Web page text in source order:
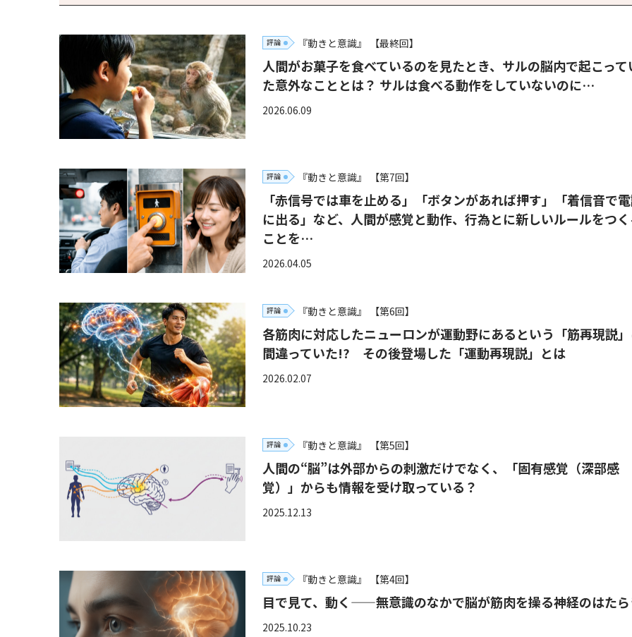
評論 『動きと意識』 【最終回】
人間がお菓子を食べているのを見たとき、サルの脳内で起こって
た意外なこととは？ サルは食べる動作をしていないのに…
2026.06.09
評論 『動きと意識』 【第7回】
「赤信号では車を止める」「ボタンがあれば押す」「着信音で
に出る」など、人間が感覚と動作、行為とに新しいルールをつ
ことを…
2026.04.05
評論 『動きと意識』 【第6回】
各筋肉に対応したニューロンが運動野にあるという「筋再現説
間違っていた!? その後登場した「運動再現説」とは
2026.02.07
評論 『動きと意識』 【第5回】
人間の“脳”は外部からの刺激だけでなく、「固有感覚（深部感
覚）」からも情報を受け取っている？
2025.12.13
評論 『動きと意識』 【第4回】
目で見て、動く——無意識のなかで脳が筋肉を操る神経のはた
2025.10.23